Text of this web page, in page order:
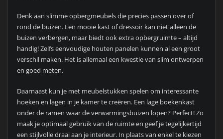
Denk aan slimme opbergmeubels die precies passen over of
rond de buizen. Een mooie kast of dressoir kan niet alleen de
buizen verbergen, maar biedt ook extra opbergruimte – altijd
handig! Zelfs eenvoudige houten panelen kunnen al een groot
verschil maken. Het is allemaal een kwestie van slim ontwerpen
en goed meten.
Daarnaast kun je met meubelstukken spelen om interessante
hoeken en lagen in je kamer te creëren. Een lage boekenkast
onder de ramen waar de verwarmingsbuizen lopen? Perfect! Zo
maak je optimaal gebruik van de ruimte en geef je tegelijkertijd
een stijlvolle draai aan je interieur. In plaats van enkel te kiezen